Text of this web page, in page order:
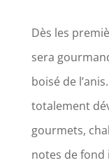
Dès les
sera
boisé de
totalement
gourmets,
notes de